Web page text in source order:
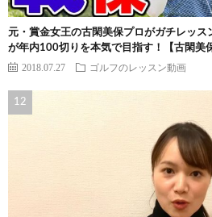
元・賞金女王の古閑美保プロがガチレッス
が年内100切りを本気で目指す！【古閑美
2018.07.27 ゴルフのレッスン動画